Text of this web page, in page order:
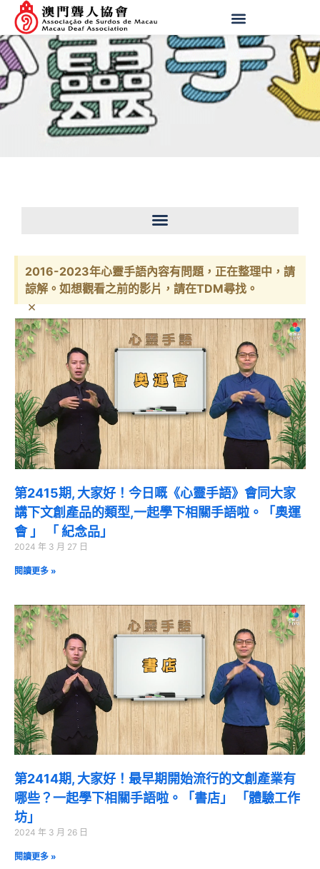
2016-2023年心靈手語內容有問題，正在整理中，請
諒解。如想觀看之前的影片，請在TDM尋找。
×
第2415期, 大家好！今日嘅《心靈手語》會同大家
講下文創產品的類型,一起學下相關手語啦。「奧運
會 」 「 紀念品」
2024 年 3 月 27 日
閱讀更多 »
第2414期, 大家好！最早期開始流行的文創產業有
哪些？一起學下相關手語啦。「書店」 「體驗工作
坊」
2024 年 3 月 26 日
閱讀更多 »